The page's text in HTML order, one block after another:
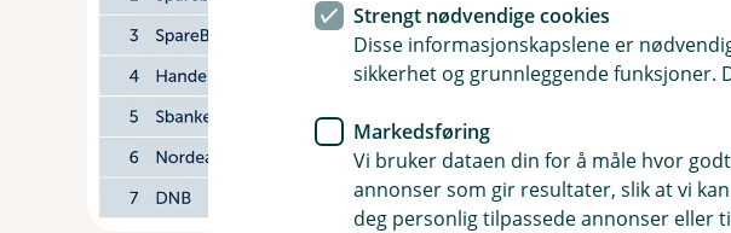
Det
Strengt nødvendige cookies
Disse informasjonskapslene er
sikkerhet og grunnleggende funksjoner.
Markedsføring
Vi bruker dataen din for å måle hvor
annonser som gir resultater, slik at vi
deg personlig tilpassede annonser eller